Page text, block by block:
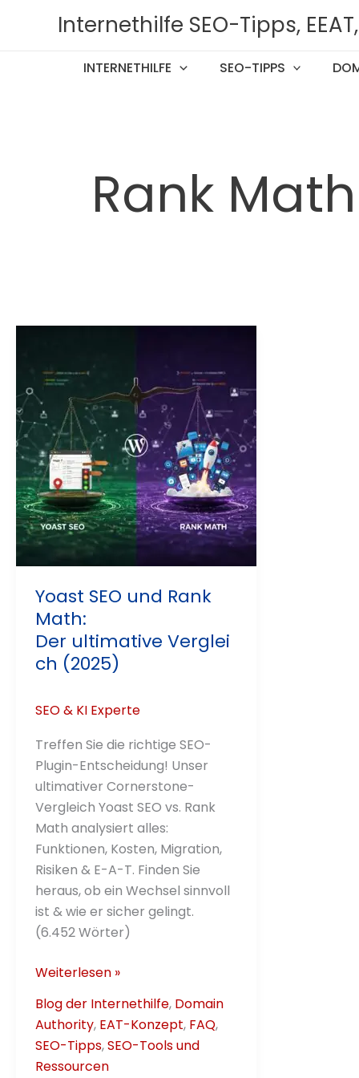
Internethilfe SEO-Tipps,
INTERNETHILFE SEO-TIPPS
Rank
Yoast SEO und Rank
Math:
Der ultimative Verglei
ch (2025)
SEO & KI Experte
Treffen Sie die richtige SEO-
Plugin-Entscheidung! Unser
ultimativer Cornerstone-
Vergleich Yoast SEO vs. Rank
Math analysiert alles:
Funktionen, Kosten, Migration,
Risiken & E-A-T. Finden Sie
heraus, ob ein Wechsel sinnvoll
ist & wie er sicher gelingt.
(6.452 Wörter)
Yoast
und
Rank
Math:
Weiterlesen »
Blog der Internethilfe, Domain
Authority, EAT-Konzept, FAQ,
SEO-Tipps,SEO-Tools und
Ressourcen